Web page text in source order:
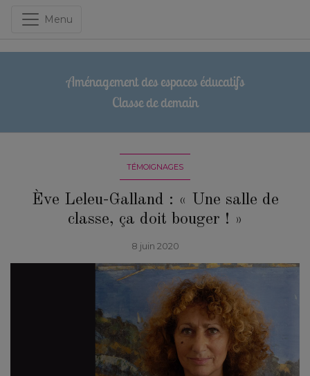
Menu
Aménagement des espaces éducatifs
Classe de demain
TÉMOIGNAGES
Ève Leleu-Galland : « Une salle de
classe, ça doit bouger ! »
8 juin 2020